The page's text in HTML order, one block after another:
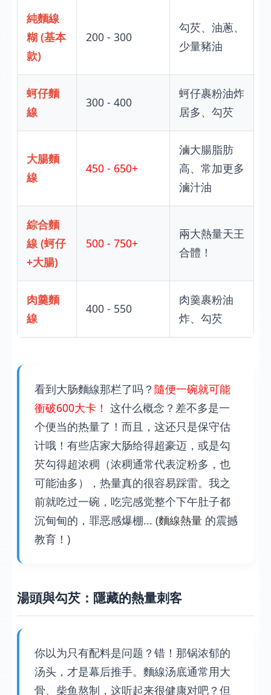
純麵線
糊 (基本
款)
200 - 300
勾芡、油蔥、
少量豬油
蚵仔麵
線
300 - 400
蚵仔裹粉油炸
居多、勾芡
大腸麵
線
450 - 650+
滷大腸脂肪
高、常加更多
滷汁油
綜合麵
線 (蚵仔
+大腸)
500 - 750+
兩大熱量天王
合體！
肉羹麵
線
400 - 550
肉羹裹粉油
炸、勾芡
看到大肠麵線那栏了吗？ 隨便一碗就可能
衝破600大卡！ 这什么概念？差不多是一
个便当的热量了！而且，这还只是保守估
计哦！有些店家大肠给得超豪迈，或是勾
芡勾得超浓稠（浓稠通常代表淀粉多，也
可能油多），热量真的很容易踩雷。我之
前就吃过一碗，吃完感觉整个下午肚子都
沉甸甸的，罪恶感爆棚... (麵線熱量 的震撼
教育！)
湯頭與勾芡：隱藏的熱量刺客
你以为只有配料是问题？错！那锅浓郁的
汤头，才是幕后推手。麵線汤底通常用大
骨、柴鱼熬制，这听起来很健康对吧？但